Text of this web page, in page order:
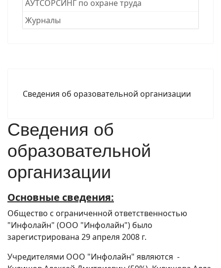
АУТСОРСИНГ по охране труда
Журналы
Сведения об оразовательной организации
Сведения об
образовательной
организации
Основные сведения:
Общество с ограниченной ответственностью
"Инфолайн" (ООО "Инфолайн") было
зарегистрирована 29 апреля 2008 г.
Учредителями ООО "Инфолайн" являются -